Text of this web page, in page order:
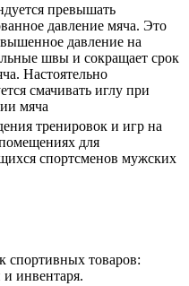
превышать
давление мяча. Это
давление на
швы и сокращает срок
Настоятельно
смачивать иглу при
мяча
тренировок и игр на
для
спортсменов мужских
товаров:
инвентаря.